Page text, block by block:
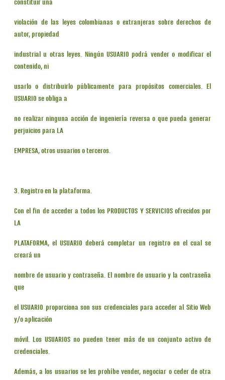
constituir una
violación de las leyes colombianas o extranjeras sobre derechos de
autor, propiedad
industrial u otras leyes. Ningún USUARIO podrá vender o modificar el
contenido, ni
usarlo o distribuirlo públicamente para propósitos comerciales. El
USUARIO se obliga a
no realizar ninguna acción de ingeniería reversa o que pueda generar
perjuicios para LA
EMPRESA, otros usuarios o terceros.
3. Registro en la plataforma.
Con el fin de acceder a todos los PRODUCTOS Y SERVICIOS ofrecidos por
LA
PLATAFORMA, el USUARIO deberá completar un registro en el cual se
creará un
nombre de usuario y contraseña. El nombre de usuario y la contraseña
que
el USUARIO proporciona son sus credenciales para acceder al Sitio Web
y/o aplicación
móvil. Los USUARIOS no pueden tener más de un conjunto activo de
credenciales.
Además, a los usuarios se les prohíbe vender, negociar o ceder de otra